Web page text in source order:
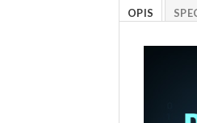
OPIS